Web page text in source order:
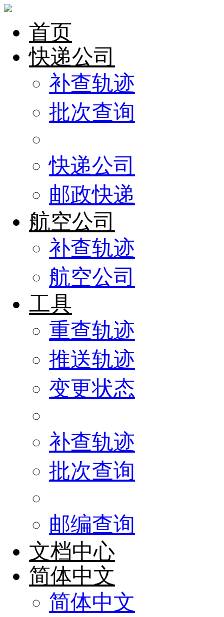
首页
快递公司
补查轨迹
批次查询
快递公司
邮政快递
航空公司
补查轨迹
航空公司
工具
重查轨迹
推送轨迹
变更状态
补查轨迹
批次查询
邮编查询
文档中心
简体中文
简体中文